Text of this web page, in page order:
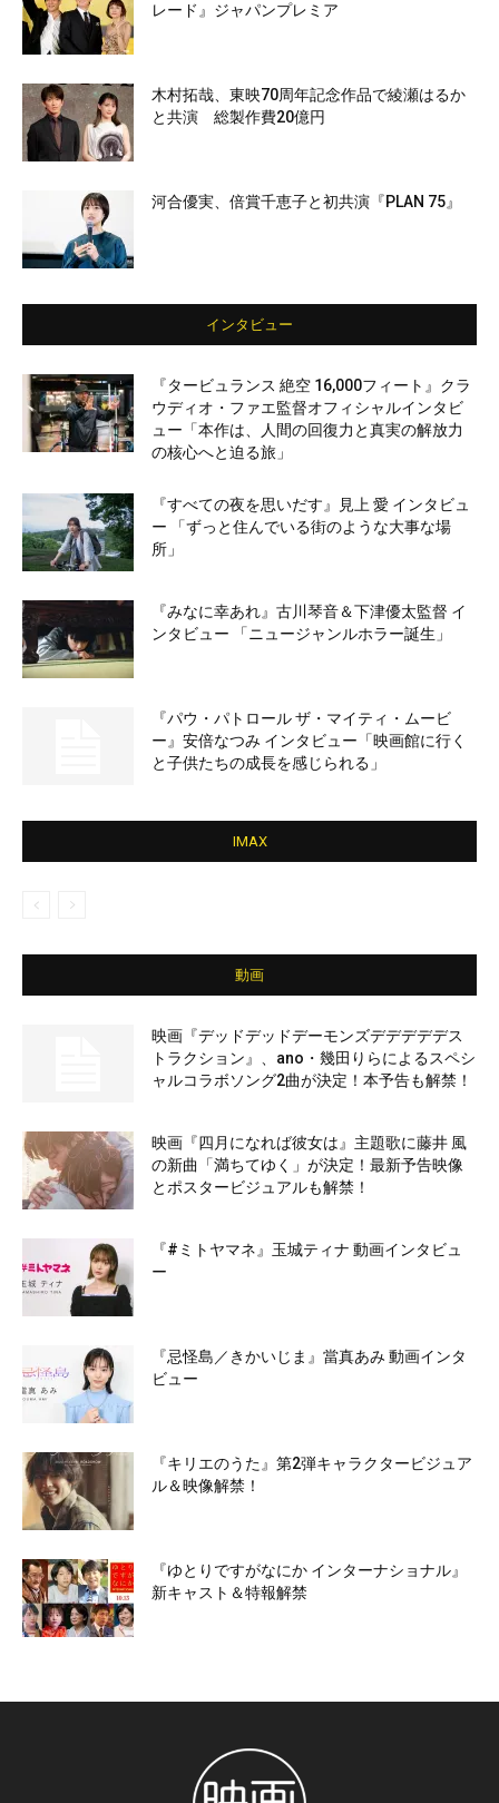
レード』ジャパンプレミア
木村拓哉、東映70周年記念作品で綾瀬はるか
と共演 総製作費20億円
河合優実、倍賞千恵子と初共演『PLAN 75』
インタビュー
『タービュランス 絶空 16,000フィート』クラ
ウディオ・ファエ監督オフィシャルインタビ
ュー「本作は、人間の回復力と真実の解放力
の核心へと迫る旅」
『すべての夜を思いだす』見上 愛 インタビュ
ー 「ずっと住んでいる街のような大事な場
所」
『みなに幸あれ』古川琴音＆下津優太監督 イ
ンタビュー 「ニュージャンルホラー誕生」
『パウ・パトロール ザ・マイティ・ムービ
ー』安倍なつみ インタビュー「映画館に行く
と子供たちの成長を感じられる」
IMAX
動画
映画『デッドデッドデーモンズデデデデデス
トラクション』、ano・幾田りらによるスペシ
ャルコラボソング2曲が決定！本予告も解禁！
映画『四月になれば彼女は』主題歌に藤井 風
の新曲「満ちてゆく」が決定！最新予告映像
とポスタービジュアルも解禁！
『#ミトヤマネ』玉城ティナ 動画インタビュ
ー
『忌怪島／きかいじま』當真あみ 動画インタ
ビュー
『キリエのうた』第2弾キャラクタービジュア
ル＆映像解禁！
『ゆとりですがなにか インターナショナル』
新キャスト＆特報解禁